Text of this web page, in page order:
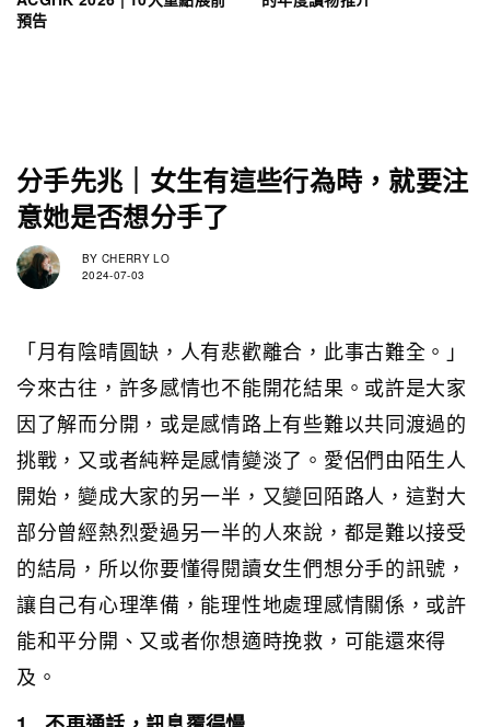
預告
分手先兆｜女生有這些行為時，就要注
意她是否想分手了
BY CHERRY LO
2024-07-03
「月有陰晴圓缺，人有悲歡離合，此事古難全。」
今來古往，許多感情也不能開花結果。或許是大家
因了解而分開，或是感情路上有些難以共同渡過的
挑戰，又或者純粹是感情變淡了。愛侶們由陌生人
開始，變成大家的另一半，又變回陌路人，這對大
部分曾經熱烈愛過另一半的人來說，都是難以接受
的結局，所以你要懂得閱讀女生們想分手的訊號，
讓自己有心理準備，能理性地處理感情關係，或許
能和平分開、又或者你想適時挽救，可能還來得
及。